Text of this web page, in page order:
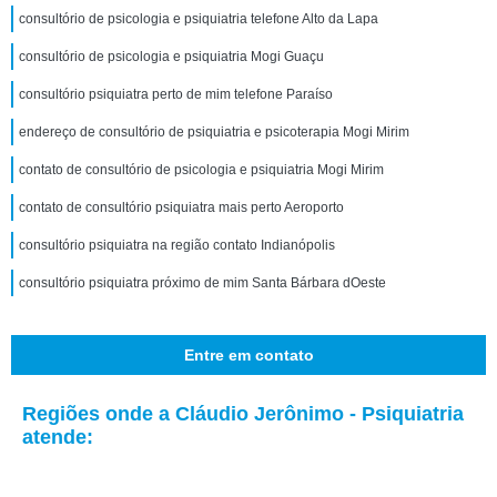
consultório de psicologia e psiquiatria telefone Alto da Lapa
consultório de psicologia e psiquiatria Mogi Guaçu
consultório psiquiatra perto de mim telefone Paraíso
endereço de consultório de psiquiatria e psicoterapia Mogi Mirim
contato de consultório de psicologia e psiquiatria Mogi Mirim
contato de consultório psiquiatra mais perto Aeroporto
consultório psiquiatra na região contato Indianópolis
consultório psiquiatra próximo de mim Santa Bárbara dOeste
Entre em contato
Regiões onde a Cláudio Jerônimo - Psiquiatria
atende: